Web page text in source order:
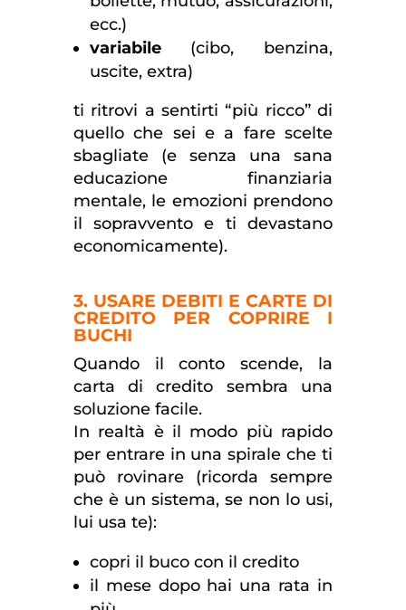
ecc.)
variabile(cibo, benzina,
uscite, extra)
ti ritrovi a sentirti “più ricco” di
quello che sei e a fare scelte
sbagliate (e senza una sana
educazione finanziaria
mentale, le emozioni prendono
il sopravvento e ti devastano
economicamente).
3. USARE DEBITI E CARTE DI
CREDITO PER COPRIRE I
BUCHI
Quando il conto scende, la
carta di credito sembra una
soluzione facile.
In realtà è il modo più rapido
per entrare in una spirale che ti
può rovinare (ricorda sempre
che è un sistema, se non lo usi,
lui usa te):
copri il buco con il credito
il mese dopo hai una rata in